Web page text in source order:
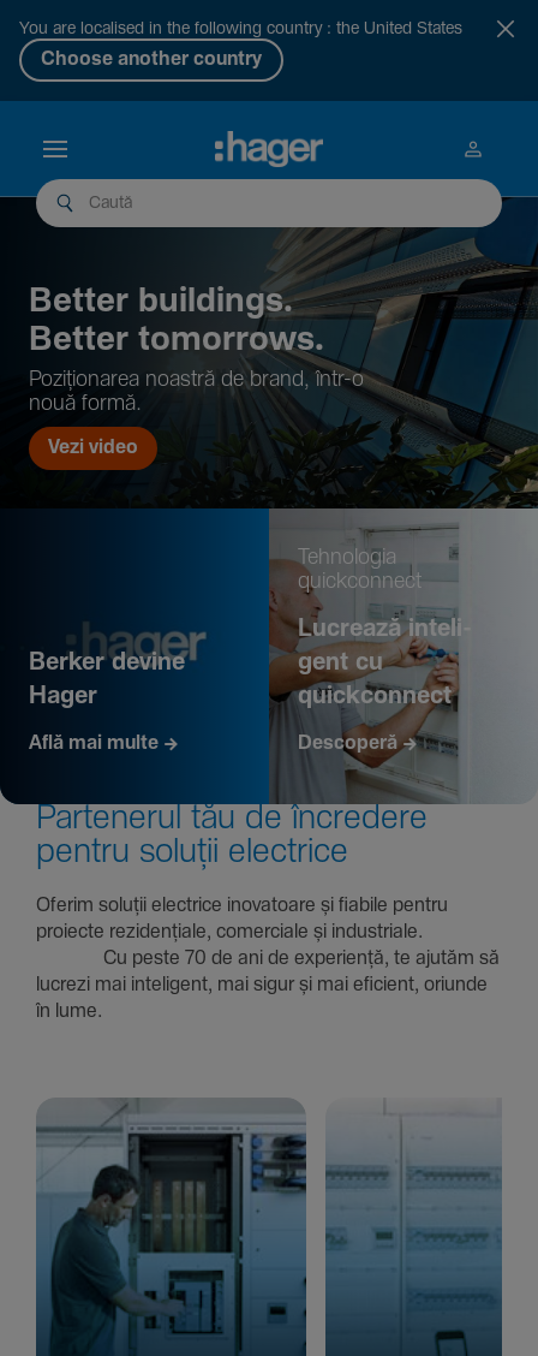
You are localised in the following country : the United States
Choose another country
Better buil­dings.
Better tomor­rows.
Pozi­țio­narea noastră de brand, într-o
nouă formă.
Vezi video
Berker devine
Hager
Află mai multe
Tehno­logia
quickconnect
Lucrează inte­li­
gent cu
quickconnect
Descoperă
Parte­nerul tău de încre­dere
pentru soluții electrice
Oferim soluții electrice inova­toare și fiabile pentru
proiecte rezi­den­țiale, comer­ciale și indus­triale.
Cu peste 70 de ani de expe­riență, te ajutăm să
lucrezi mai inte­li­gent, mai sigur și mai eficient, oriunde
în lume.